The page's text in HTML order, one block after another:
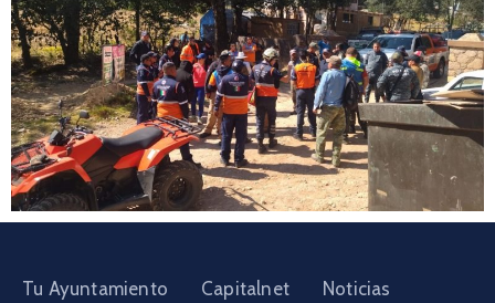
Tu Ayuntamiento Capitalnet Noticias